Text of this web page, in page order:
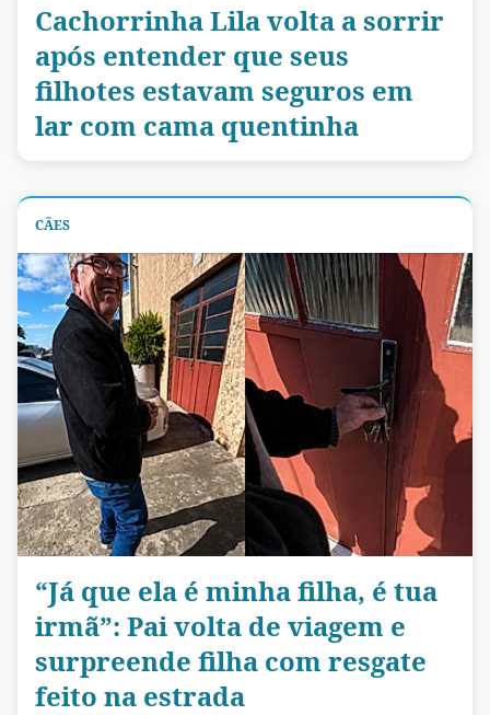
Cachorrinha Lila volta a sorrir
após entender que seus
filhotes estavam seguros em
lar com cama quentinha
CÃES
“Já que ela é minha filha, é tua
irmã”: Pai volta de viagem e
surpreende filha com resgate
feito na estrada